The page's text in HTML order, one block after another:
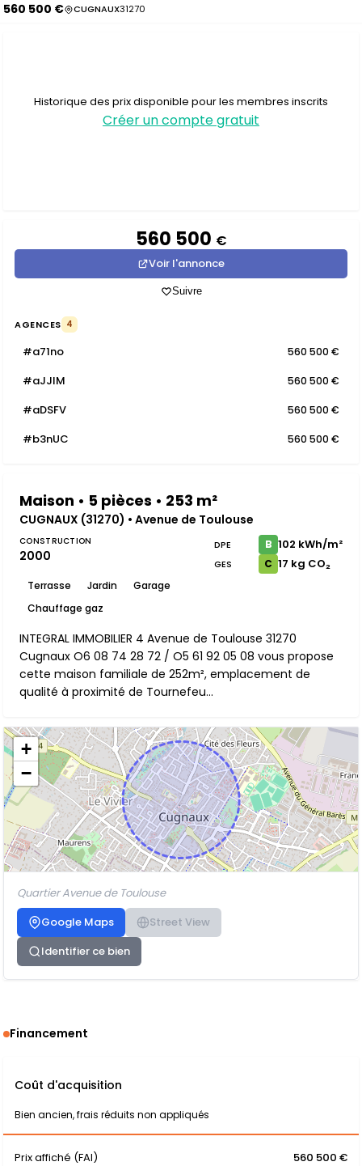
560 500 € CUGNAUX31270
Historique des prix disponible pour les membres inscrits
Créer un compte gratuit
560 500 €
Voir l'annonce
Suivre
AGENCES 4
#a71no 560 500 €
#aJJlM 560 500 €
#aDSFV 560 500 €
#b3nUC 560 500 €
Maison • 5 pièces • 253 m²
CUGNAUX (31270) • Avenue de Toulouse
CONSTRUCTION
2000
Terrasse Jardin
Garage
Chauffage gaz
DPE B 102 kWh/m²
GES C 17 kg CO₂
INTEGRAL IMMOBILIER 4 Avenue de Toulouse 31270
Cugnaux O6 08 74 28 72 / O5 61 92 05 08 vous propose
cette maison familiale de 252m², emplacement de
qualité à proximité de Tournefeu...
+
−
Quartier Avenue de Toulouse
Google Maps
Street View
Identifier ce bien
Financement
Coût d'acquisition
Bien ancien, frais réduits non appliqués
Prix affiché (FAI) 560 500 €